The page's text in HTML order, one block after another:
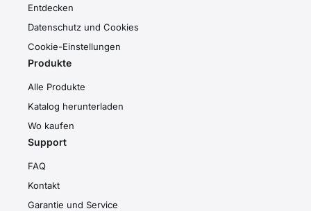
Entdecken
Datenschutz und Cookies
Cookie-Einstellungen
Produkte
Alle Produkte
Katalog herunterladen
Wo kaufen
Support
FAQ
Kontakt
Garantie und Service